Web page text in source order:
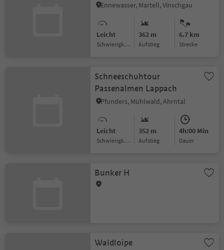
Ennewasser, Martell, Vinschgau
Leicht
Schwierigkeitsgrad
362 m
Aufstieg
6.7 km
Strecke
Schneeschuhtour
Passenalmen Lappach
Pfunders, Mühlwald, Ahrntal
Leicht
Schwierigkeitsgrad
352 m
Aufstieg
4h:00 Min
Dauer
Bunker H
Waldloipe